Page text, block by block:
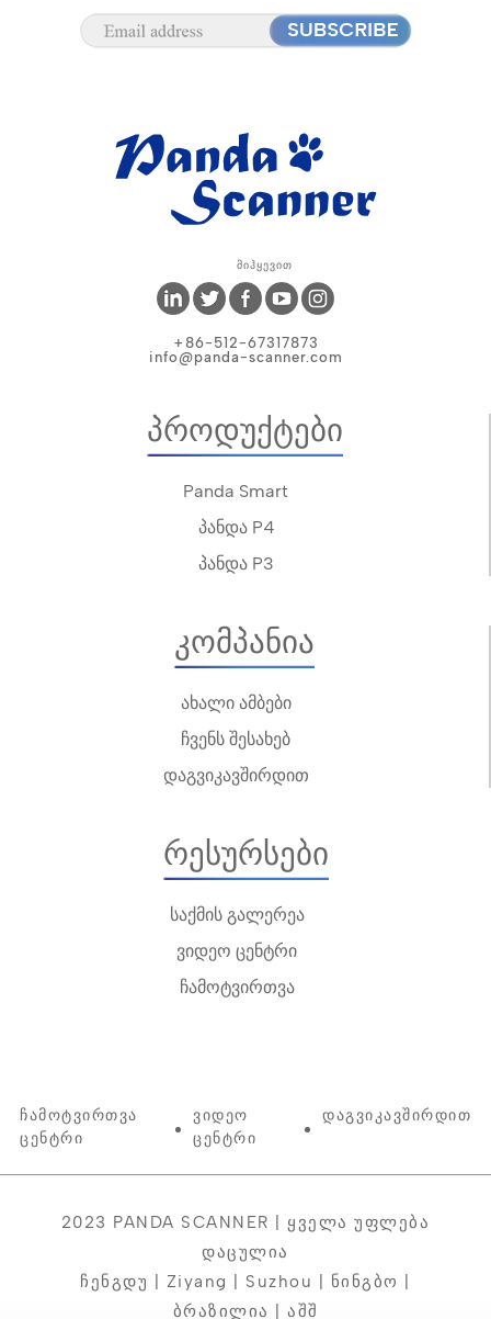
Მიჰყევით
+86-512-67317873
info@panda-scanner.com
Პროდუქტები
Panda Smart
პანდა P4
პანდა P3
Კომპანია
ახალი ამბები
ჩვენს შესახებ
დაგვიკავშირდით
Რესურსები
საქმის გალერეა
ვიდეო ცენტრი
ჩამოტვირთვა
Ჩამოტვირთვა
Ცენტრი
Ვიდეო
Ცენტრი
Დაგვიკავშირდით
2023 PANDA SCANNER | Ყველა Უფლება
Დაცულია
Ჩენგდუ | Ziyang | Suzhou | Ნინგბო |
Ბრაზილია | Აშშ